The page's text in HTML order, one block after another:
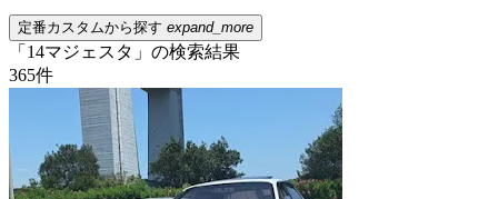
定番カスタムから探す expand_more
「14マジェスタ」の検索結果
365件